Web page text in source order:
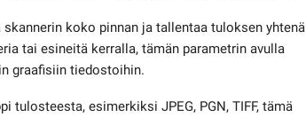
koko pinnan ja tallentaa tuloksen yhtenä
tai esineitä kerralla, tämän parametrin avulla
graafisiin tiedostoihin.
esimerkiksi JPEG, PGN, TIFF, tämä